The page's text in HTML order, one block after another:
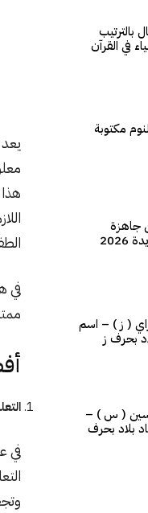
في
في
بالترتيب
في القرآن
مكتوبة
جاهزة
( ز ) – اسم
بحرف ز
( س ) –
بلاد بحرف